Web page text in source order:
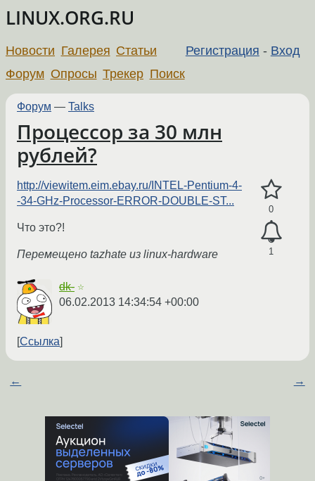
LINUX.ORG.RU
Регистрация - Вход
Новости Галерея Статьи
Форум Опросы Трекер Поиск
Форум — Talks
Процессор за 30 млн
рублей?
0
1
http://viewitem.eim.ebay.ru/INTEL-Pentium-4-
-34-GHz-Processor-ERROR-DOUBLE-ST...
Что это?!
Перемещено tazhate из linux-hardware
dk- ☆
06.02.2013 14:34:54 +00:00
Ссылка
← →